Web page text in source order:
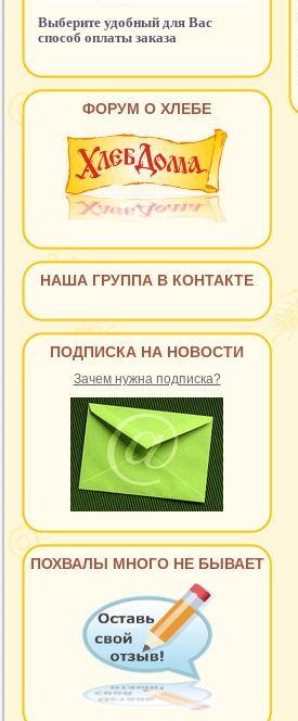
Выберите удобный для Вас
способ оплаты заказа
ФОРУМ О ХЛЕБЕ
НАША ГРУППА В КОНТАКТЕ
ПОДПИСКА НА НОВОСТИ
Зачем нужна подписка?
ПОХВАЛЫ МНОГО НЕ БЫВАЕТ